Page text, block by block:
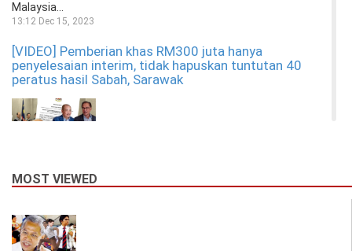
Malaysia...
13:12 Dec 15, 2023
[VIDEO] Pemberian khas RM300 juta hanya
penyelesaian interim, tidak hapuskan tuntutan 40
peratus hasil Sabah, Sarawak
RM300 juta? PM Anw...
Kerap sebar cerita palsu, disaman, bekas banduan
Papagomo digelar ‘pemfitnah bersiri’
MOST VIEWED